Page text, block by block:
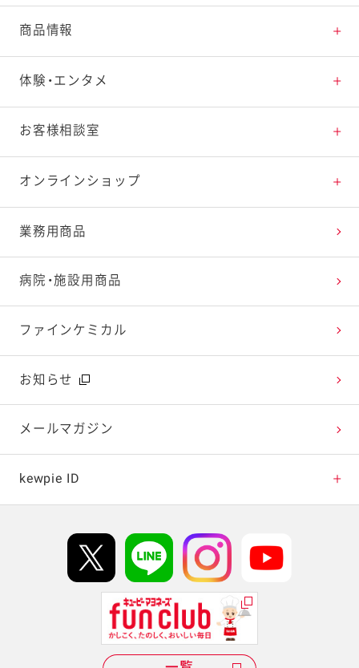
とっておきレシピトップ
素材の知識
料理の基本
特集レシピ
レシピランキング
レシピ動画
今日のレシピギャラリー
商品情報
商品情報トップ
新商品・リニューアル品一覧
販売終了商品一覧
体験・エンタメ
体験・エンタメトップ
マヨテラス（見学施設）
オープンキッチン（工場見学）
深谷テラス ヤサイな仲間たちファーム
おたのしみコンテンツ
広告ギャラリー
テレビ・ラジオ
キャンペーン・イベント
お客様相談室
お客様相談室トップ
よくお寄せいただくご質問
お客様の声を活かしました
オンラインショップ
Qummy
キユーピーウエルネス
業務用商品
病院・施設用商品
ファインケミカル
お知らせ
メールマガジン
kewpie ID
Hi! kewpieについて
Qummyについて